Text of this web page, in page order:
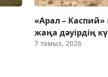
«Арал – Каспий»
жаңа дәуірдің
7 тамыз, 2026